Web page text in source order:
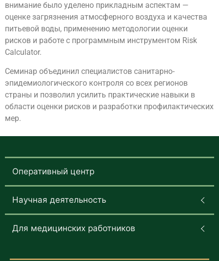
внимание было уделено прикладным аспектам —
оценке загрязнения атмосферного воздуха и качества
питьевой воды, применению методологии оценки
рисков и работе с программным инструментом Risk
Calculator.
Семинар объединил специалистов санитарно-
эпидемиологического контроля со всех регионов
страны и позволил усилить практические навыки в
области оценки рисков и разработки профилактических
мер.
Оперативный центр
Научная деятельность
Для медицинских работников